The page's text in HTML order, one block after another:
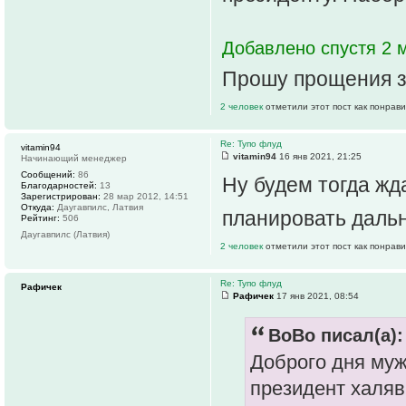
Добавлено спустя 2
Прошу прощения
2 человек отметили этот пост как
Re: Тупо флуд
vitamin94 16 янв 2021, 21:25
Ну будем тогда
планировать
2 человек отметили этот пост как
vitamin94
Начинающий менеджер
Сообщений: 86
Благодарностей: 13
Зарегистрирован: 28 мар 2012, 14:51
Откуда: Даугавпилс, Латвия
Рейтинг: 506
Даугавпилс (Латвия)
Re: Тупо флуд
Рафичек 17 янв 2021, 08:54
BoBo писал(а):
Доброго дня
президент
Рафичек